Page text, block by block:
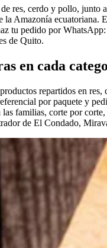
res, cerdo y pollo, junto
la Amazonía ecuatoriana.
tu pedido por WhatsApp:
de Quito.
en cada
repartidos en res,
por paquete y
familias, corte por
de El Condado,